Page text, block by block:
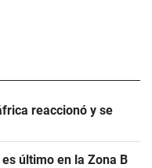
reaccionó y se
último en la Zona B